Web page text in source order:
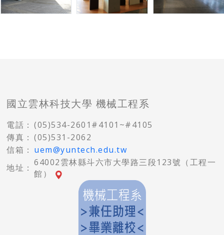
國立雲林科技大學 機械工程系
電話： (05)534-2601#4101~#4105
傳真： (05)531-2062
信箱： uem@yuntech.edu.tw
地址： 64002雲林縣斗六市大學路三段123號（工程一
館）